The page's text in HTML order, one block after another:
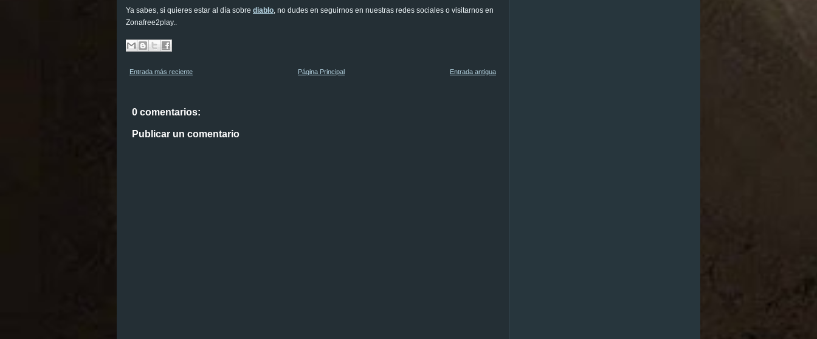
Ya sabes, si quieres estar al día sobre diablo, no dudes en seguirnos en nuestras redes sociales o visitarnos en
Zonafree2play..
Entrada más reciente Entrada antigua
Página Principal
0 comentarios:
Publicar un comentario